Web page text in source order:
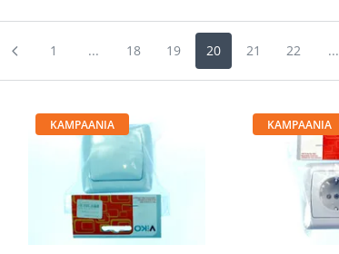
1 ... 18 19 20 21 22 ...
KAMPAANIA KAMPAANIA